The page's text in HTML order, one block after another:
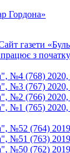
Гордона»
газети
з
№4 (768) 2020,
№3 (767) 2020,
№2 (766) 2020,
№1 (765) 2020,
№52 (764)
№51 (763)
№50 (762)